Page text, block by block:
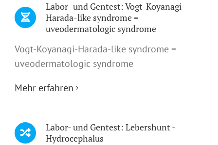
Labor- und Gentest: Vogt-Koyanagi-
Harada-like syndrome =
uveodermatologic syndrome
Vogt-Koyanagi-Harada-like syndrome =
uveodermatologic syndrome
Mehr erfahren
Labor- und Gentest: Lebershunt -
Hydrocephalus